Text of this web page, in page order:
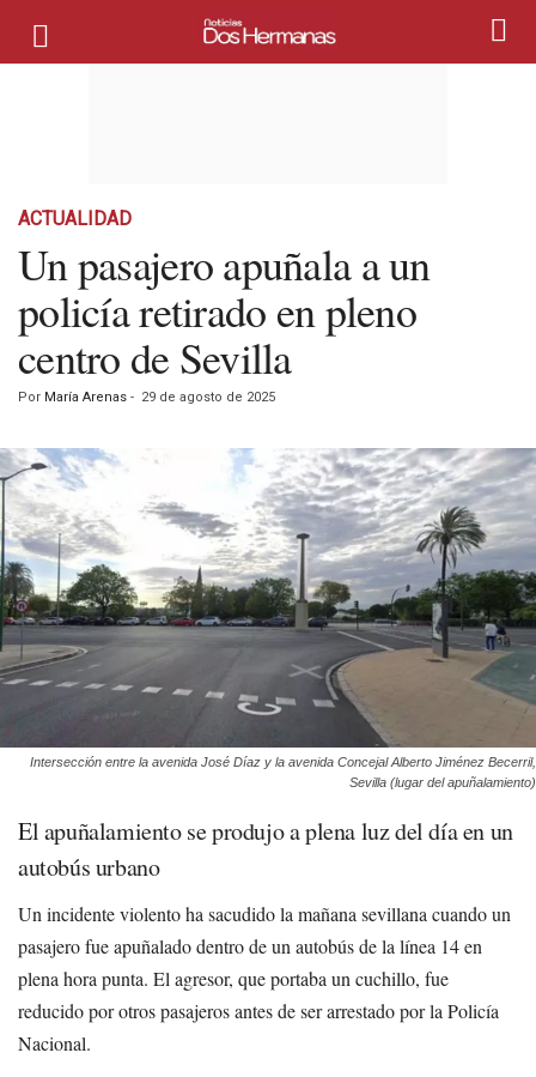
ACTUALIDAD
Un pasajero apuñala a un
policía retirado en pleno
centro de Sevilla
Por María Arenas - 29 de agosto de 2025
Intersección entre la avenida José Díaz y la avenida Concejal Alberto Jiménez Becerril,
Sevilla (lugar del apuñalamiento)
El apuñalamiento se produjo a plena luz del día en un
autobús urbano
Un incidente violento ha sacudido la mañana sevillana cuando un
pasajero fue apuñalado dentro de un autobús de la línea 14 en
plena hora punta. El agresor, que portaba un cuchillo, fue
reducido por otros pasajeros antes de ser arrestado por la Policía
Nacional.